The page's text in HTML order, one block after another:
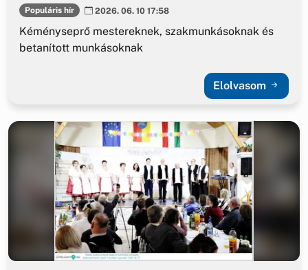
Populáris hír 2026. 06. 10 17:58
Kéményseprő mestereknek, szakmunkásoknak és
betanított munkásoknak
Elolvasom